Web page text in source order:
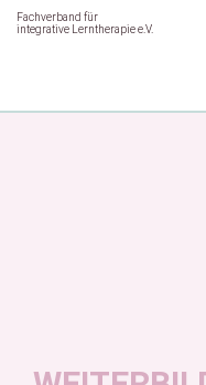
Fachverband für
integrative Lerntherapie e.V.